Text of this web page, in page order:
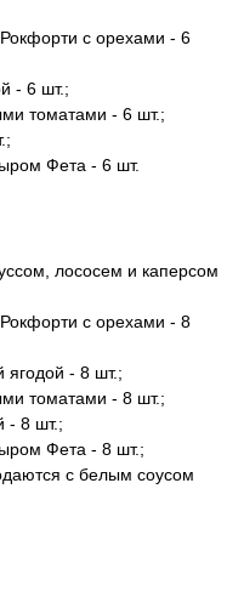
Рокфорти с орехами - 6
- 6 шт.;
томатами - 6 шт.;
Фета - 6 шт.
лососем и каперсом
Рокфорти с орехами - 8
ягодой - 8 шт.;
томатами - 8 шт.;
- 8 шт.;
Фета - 8 шт.;
с белым соусом